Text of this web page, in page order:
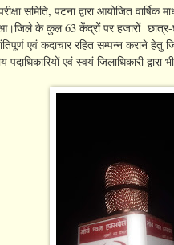
समिति, पटना द्वारा आयोजित
के कुल 63 केंद्रों पर हजारों छात्र-
एवं कदाचार रहित सम्पन्न कराने
एवं स्वयं जिलाधिकारी